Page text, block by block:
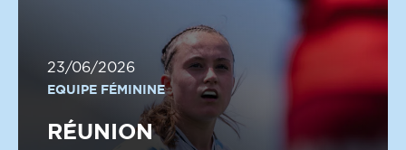
23/06/2026
EQUIPE FÉMININE
RÉUNION